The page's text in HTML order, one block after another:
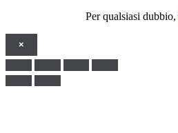
Per qualsiasi dubbio,
×